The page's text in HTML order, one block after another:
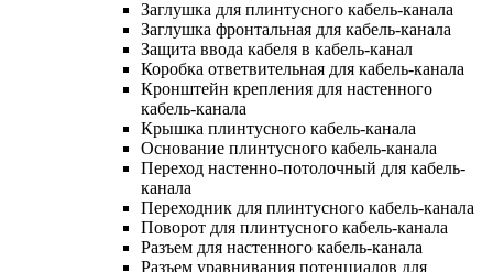
Заглушка для плинтусного кабель-канала
Заглушка фронтальная для кабель-канала
Защита ввода кабеля в кабель-канал
Коробка ответвительная для кабель-канала
Кронштейн крепления для настенного
кабель-канала
Крышка плинтусного кабель-канала
Основание плинтусного кабель-канала
Переход настенно-потолочный для кабель-
канала
Переходник для плинтусного кабель-канала
Поворот для плинтусного кабель-канала
Разъем для настенного кабель-канала
Разъем уравнивания потенциалов для